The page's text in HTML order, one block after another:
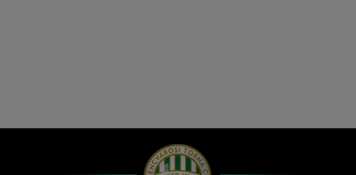
Hírek